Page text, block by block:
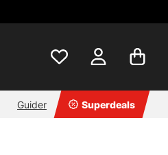
Guider Superdeals